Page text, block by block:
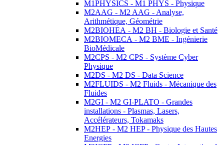
M1PHYSICS - M1 PHYS - Physique
M2AAG - M2 AAG - Analyse,
Arithmétique, Géométrie
M2BIOHEA - M2 BH - Biologie et Santé
M2BIOMECA - M2 BME - Ingénierie
BioMédicale
M2CPS - M2 CPS - Système Cyber
Physique
M2DS - M2 DS - Data Science
M2FLUIDS - M2 Fluids - Mécanique des
Fluides
M2GI - M2 GI-PLATO - Grandes
installations - Plasmas, Lasers,
Accélérateurs, Tokamaks
M2HEP - M2 HEP - Physique des Hautes
Energies